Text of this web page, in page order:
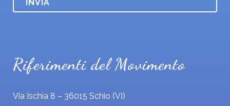
o
Riferimenti del Movimento
Via Ischia 8 – 36015 Schio (VI)